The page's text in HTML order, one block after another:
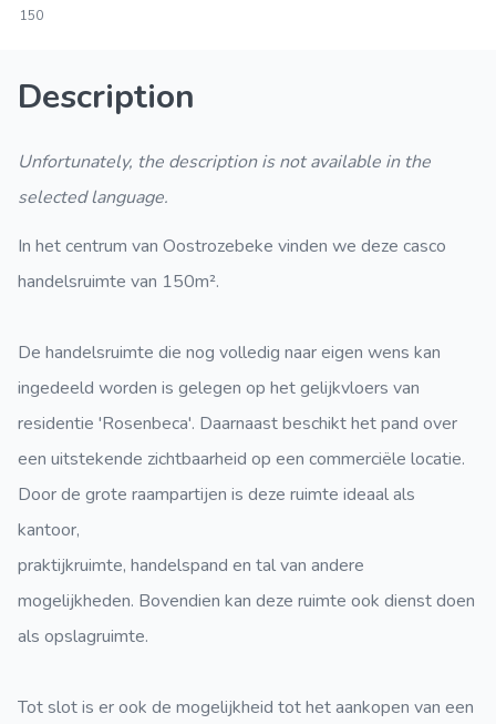
150
Description
Unfortunately, the description is not available in the
selected language.
In het centrum van Oostrozebeke vinden we deze casco
handelsruimte van 150m².
De handelsruimte die nog volledig naar eigen wens kan
ingedeeld worden is gelegen op het gelijkvloers van
residentie 'Rosenbeca'. Daarnaast beschikt het pand over
een uitstekende zichtbaarheid op een commerciële locatie.
Door de grote raampartijen is deze ruimte ideaal als
kantoor,
praktijkruimte, handelspand en tal van andere
mogelijkheden. Bovendien kan deze ruimte ook dienst doen
als opslagruimte.
Tot slot is er ook de mogelijkheid tot het aankopen van een